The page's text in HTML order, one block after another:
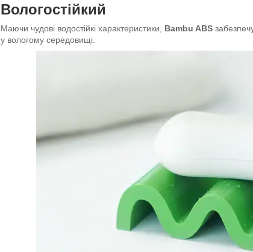
Вологостійкий
Маючи чудові водостійкі характеристики, Bambu ABS
у вологому середовищі.